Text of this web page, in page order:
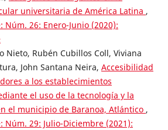
universitaria de América Latina ,
Núm. 26: Enero-Junio (2020):
Nieto, Rubén Cubillos Coll, Viviana
John Santana Neira, Accesibilidad
a los establecimientos
el uso de la tecnología y la
el municipio de Baranoa, Atlántico ,
Núm. 29: Julio-Diciembre (2021):